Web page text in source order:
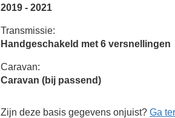
2019 - 2021
Transmissie:
Handgeschakeld met 6 versnellingen
Caravan:
Caravan (bij passend)
Zijn deze basis gegevens onjuist? Ga